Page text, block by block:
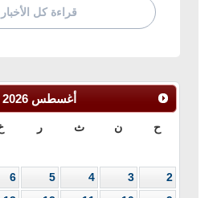
قراءة كل الأخبار
أغسطس 2026
ح ن ث ر
2
3
4
5
6